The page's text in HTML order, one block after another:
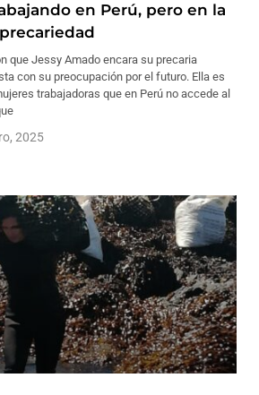
en Perú, pero en la
que Jessy Amado encara su precaria
con su preocupación por el futuro. Ella es
trabajadoras que en Perú no accede al
2025